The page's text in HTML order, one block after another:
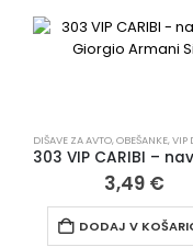
DIŠAVE ZA AVTO,OBEŠANKE,VIP
3,49 €
DODAJ V